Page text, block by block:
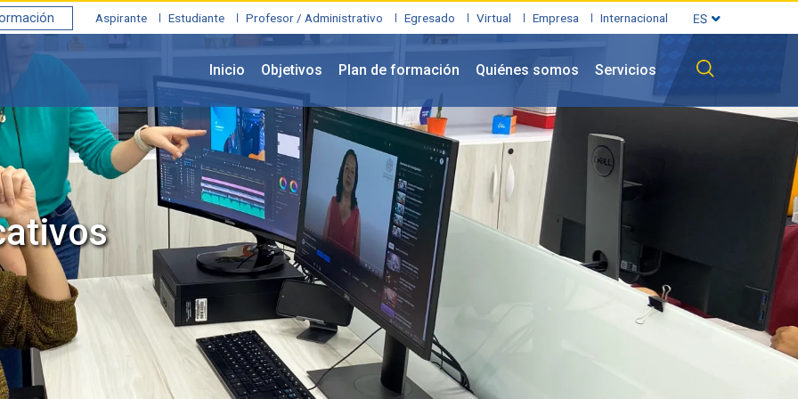
Aspirante Estudiante Profesor / Administrativo Egresado Virtual Empresa Internacional
Inicio Objetivos Plan de formación Quiénes somos Servicios